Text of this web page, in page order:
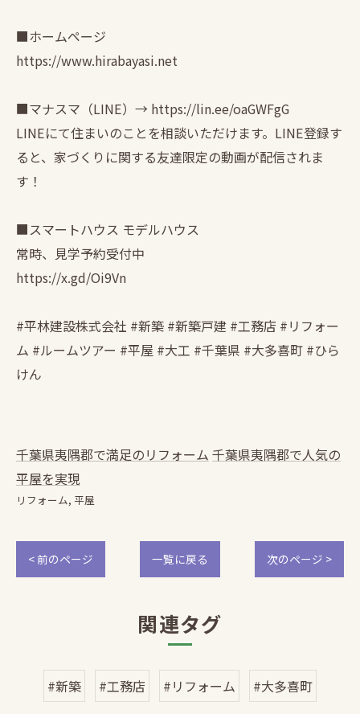
■ホームページ
https://www.hirabayasi.net
■マナスマ（LINE）→ https://lin.ee/oaGWFgG
LINEにて住まいのことを相談いただけます。LINE登録す
ると、家づくりに関する友達限定の動画が配信されま
す！
■スマートハウス モデルハウス
常時、見学予約受付中
https://x.gd/Oi9Vn
#平林建設株式会社 #新築 #新築戸建 #工務店 #リフォー
ム #ルームツアー #平屋 #大工 #千葉県 #大多喜町 #ひら
けん
千葉県夷隅郡で満足のリフォーム 千葉県夷隅郡で人気の
平屋を実現
リフォーム 平屋
< 前のページ 一覧に戻る 次のページ >
関連タグ
#新築 #工務店 #リフォーム #大多喜町